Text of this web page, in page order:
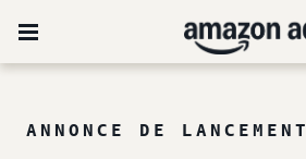
ANNONCE DE LANCEMENT